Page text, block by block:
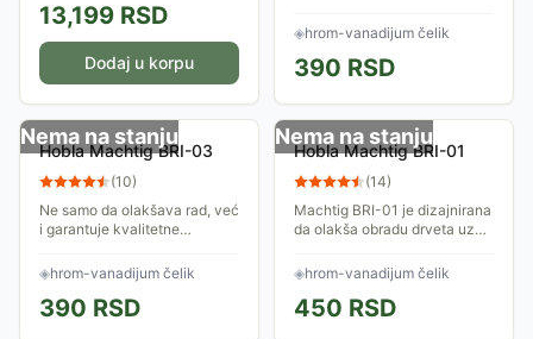
13,199 RSD
Dodaj u korpu
◈hrom-vanadijum čelik
390 RSD
Nema na stanju
Hobla Machtig BRI-03
(10)
Ne samo da olakšava rad, već
i garantuje kvalitetne
obzira na tip projekta,
Machtig BRI-03 će zadovoljiti
sve vaše potrebe...
◈hrom-vanadijum čelik
390 RSD
Nema na stanju
Hobla Machtig BRI-01
(14)
Machtig BRI-01 je dizajnirana
da olakša obradu drveta uz
preciznost. Bez obzira na to
da li radite na velikim
projektima...
◈hrom-vanadijum čelik
450 RSD